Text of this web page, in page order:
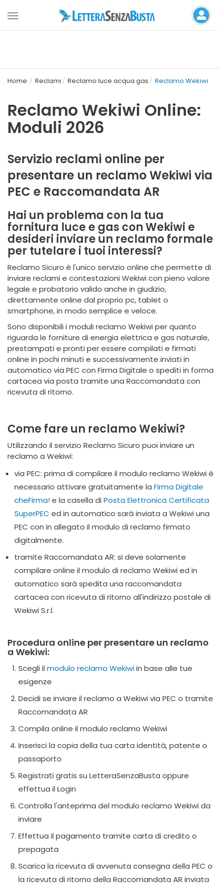
Toggle
Home Reclami Reclamo luce acqua gas Reclamo Wekiwi
Reclamo Wekiwi Online:
Moduli 2026
Servizio reclami online per
presentare un reclamo Wekiwi via
PEC e Raccomandata AR
Hai un problema con la tua
fornitura luce e gas con Wekiwi e
desideri inviare un reclamo formale
per tutelare i tuoi interessi?
Reclamo Sicuro è l'unico servizio online che permette di
inviare reclami e contestazioni Wekiwi con pieno valore
legale e probatorio valido anche in giudizio,
direttamente online dal proprio pc, tablet o
smartphone, in modo semplice e veloce.
Sono disponibili i moduli reclamo Wekiwi per quanto
riguarda le forniture di energia elettrica e gas naturale,
prestampati e pronti per essere compilati e firmati
online in pochi minuti e successivamente inviati in
automatico via PEC con Firma Digitale o spediti in forma
cartacea via posta tramite una Raccomandata con
ricevuta di ritorno.
Come fare un reclamo Wekiwi?
Utilizzando il servizio Reclamo Sicuro puoi inviare un
reclamo a Wekiwi:
via PEC: prima di compilare il modulo reclamo Wekiwi è
necessario attivare gratuitamente la Firma Digitale
cheFirma!e la casella di Posta Elettronica Certificata
SuperPEC ed in automatico sarà inviata a Wekiwi una
PEC con in allegato il modulo di reclamo firmato
digitalmente.
tramite Raccomandata AR: si deve solamente
compilare online il modulo di reclamo Wekiwi ed in
automatico sarà spedita una raccomandata
cartacea con ricevuta di ritorno all'indirizzo postale di
Wekiwi S.r.l.
Procedura online per presentare un reclamo
a Wekiwi:
Scegli il modulo reclamo Wekiwiin base alle tue
esigenze
Decidi se inviare il reclamo a Wekiwi via PEC o tramite
Raccomandata AR
Compila online il modulo reclamo Wekiwi
Inserisci la copia della tua carta identità, patente o
passaporto
Registrati gratis su LetteraSenzaBusta oppure
effettua il Login
Controlla l'anteprima del modulo reclamo Wekiwi da
inviare
Effettua il pagamento tramite carta di credito o
prepagata
Scarica la ricevuta di avvenuta consegna della PEC o
la ricevuta di ritorno della Raccomandata AR inviata